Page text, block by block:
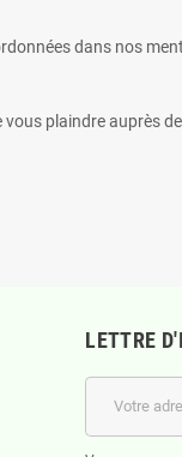
dans nos
vous plaindre
LETTRE